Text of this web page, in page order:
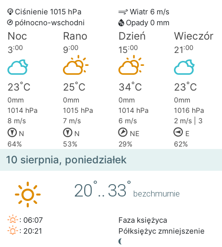
Ciśnienie 1015 hPa
Wiatr 6 m/s
północno-wschodni
Opady 0 mm
Noc Rano Dzień Wieczór
3:00 9:00 15:00 21:00
23°C 25°C 34°C 23°C
0mm 0mm 0mm
0mm
1014 hPa
1015 hPa 1014 hPa
1016 hPa
8 m/s
7 m/s 6 m/s
2 m/s | 3
N
N NE
E
64%
53% 29% 62%
10 sierpnia, poniedziałek
20°.. 33°
bezchmurnie
: 06:07
: 20:21
Faza księżyca
Półksiężyc zmniejszenie